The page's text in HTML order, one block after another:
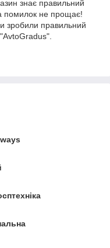
знає правильний
помилок не прощає!
зробили правильний